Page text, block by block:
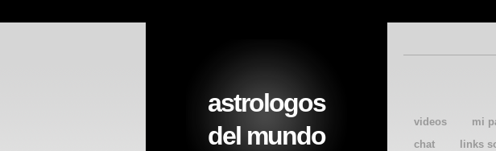
videos mi
chat
links
astrologos
del mundo